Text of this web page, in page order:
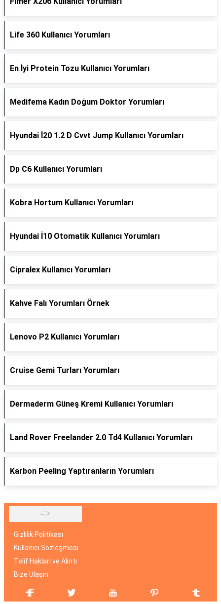
Life 360 Kullanıcı Yorumları
En İyi Protein Tozu Kullanıcı Yorumları
Medifema Kadın Doğum Doktor Yorumları
Hyundai İ20 1.2 D Cvvt Jump Kullanıcı Yorumları
Dp C6 Kullanıcı Yorumları
Kobra Hortum Kullanıcı Yorumları
Hyundai İ10 Otomatik Kullanıcı Yorumları
Cipralex Kullanıcı Yorumları
Kahve Falı Yorumları Örnek
Lenovo P2 Kullanıcı Yorumları
Cruise Gemi Turları Yorumları
Dermaderm Güneş Kremi Kullanıcı Yorumları
Land Rover Freelander 2.0 Td4 Kullanıcı Yorumları
Karbon Peeling Yaptıranların Yorumları
Gizlilik Politikası
Kullanıcı Sözleşmesi
Telif Hakları ve Alıntı
Bize Ulaşın